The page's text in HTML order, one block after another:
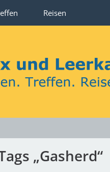
Reisen
„Gasherd“